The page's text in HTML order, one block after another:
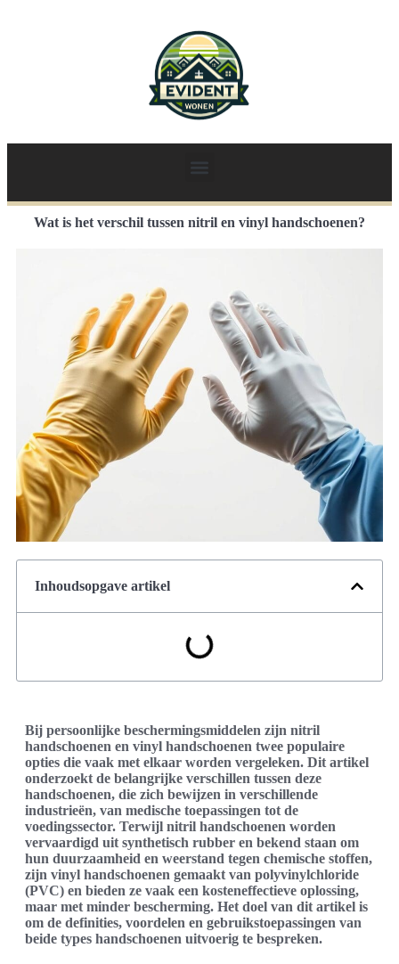
Wat is het verschil tussen nitril en vinyl handschoenen?
Inhoudsopgave artikel
Bij persoonlijke beschermingsmiddelen zijn nitril
handschoenen en vinyl handschoenen twee populaire
opties die vaak met elkaar worden vergeleken. Dit artikel
onderzoekt de belangrijke verschillen tussen deze
handschoenen, die zich bewijzen in verschillende
industrieën, van medische toepassingen tot de
voedingssector. Terwijl nitril handschoenen worden
vervaardigd uit synthetisch rubber en bekend staan om
hun duurzaamheid en weerstand tegen chemische stoffen,
zijn vinyl handschoenen gemaakt van polyvinylchloride
(PVC) en bieden ze vaak een kosteneffectieve oplossing,
maar met minder bescherming. Het doel van dit artikel is
om de definities, voordelen en gebruikstoepassingen van
beide types handschoenen uitvoerig te bespreken.